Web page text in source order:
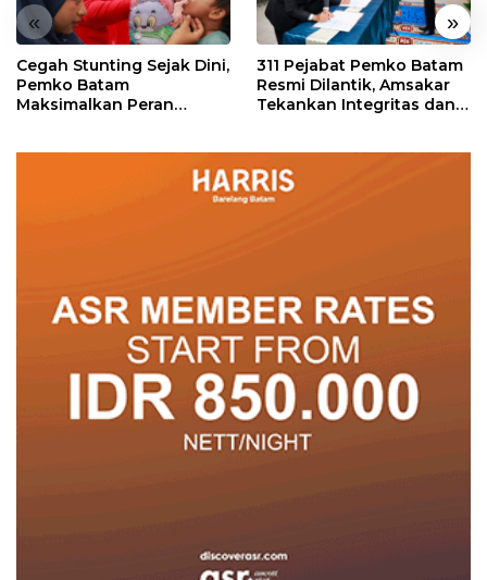
« »
Cegah Stunting Sejak Dini,
Pemko Batam
Maksimalkan Peran
311 Pejabat Pemko Batam
Resmi Dilantik, Amsakar
Tekankan Integritas dan